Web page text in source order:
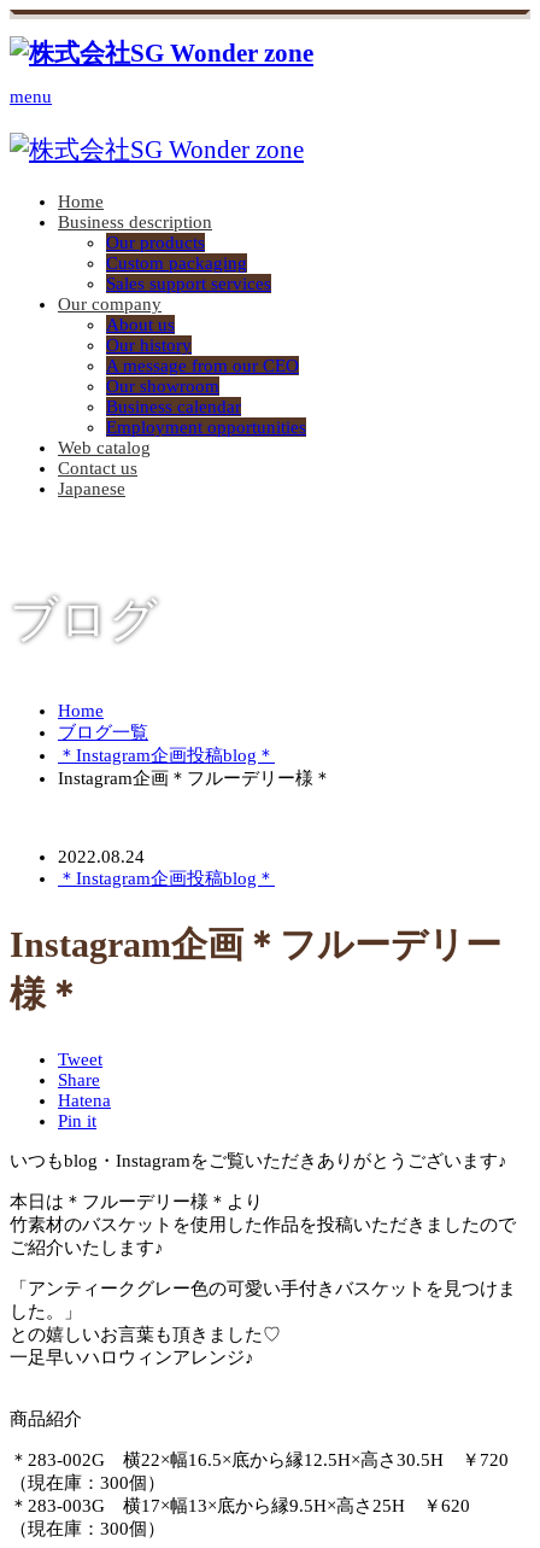
menu
Home
Business description
Our products
Custom packaging
Sales support services
Our company
About us
Our history
A message from our CEO
Our showroom
Business calendar
Employment opportunities
Web catalog
Contact us
Japanese
ブログ
Home
ブログ一覧
＊Instagram企画投稿blog＊
Instagram企画＊フルーデリー様＊
2022.08.24
＊Instagram企画投稿blog＊
Instagram企画＊フルーデリー
様＊
Tweet
Share
Hatena
Pin it
いつもblog・Instagramをご覧いただきありがとうございます♪
本日は＊フルーデリー様＊より
竹素材のバスケットを使用した作品を投稿いただきましたので
ご紹介いたします♪
「アンティークグレー色の可愛い手付きバスケットを見つけま
した。」
との嬉しいお言葉も頂きました♡
一足早いハロウィンアレンジ♪
商品紹介
＊283-002G 横22×幅16.5×底から縁12.5H×高さ30.5H ￥720
（現在庫：300個）
＊283-003G 横17×幅13×底から縁9.5H×高さ25H ￥620
（現在庫：300個）